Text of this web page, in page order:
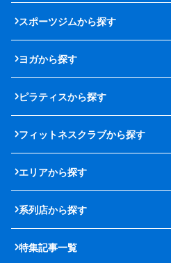
スポーツジムから探す
ヨガから探す
ピラティスから探す
フィットネスクラブから探す
エリアから探す
系列店から探す
特集記事一覧